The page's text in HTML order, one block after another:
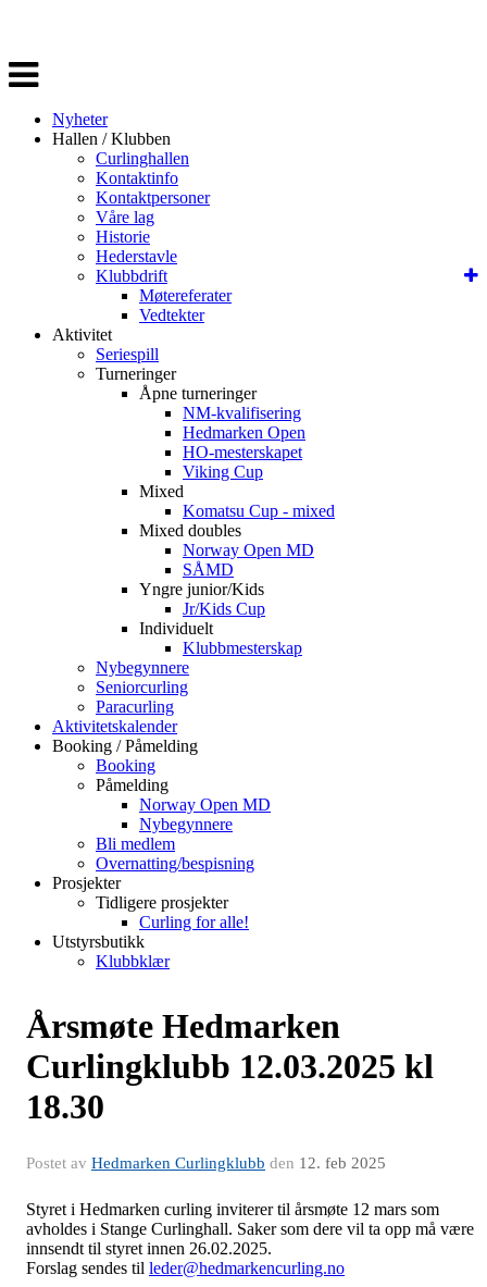
Veksle
navigasjon
Nyheter
Hallen / Klubben
Curlinghallen
Kontaktinfo
Kontaktpersoner
Våre lag
Historie
Hederstavle
Klubbdrift
Møtereferater
Vedtekter
Aktivitet
Seriespill
Turneringer
Åpne turneringer
NM-kvalifisering
Hedmarken Open
HO-mesterskapet
Viking Cup
Mixed
Komatsu Cup - mixed
Mixed doubles
Norway Open MD
SÅMD
Yngre junior/Kids
Jr/Kids Cup
Individuelt
Klubbmesterskap
Nybegynnere
Seniorcurling
Paracurling
Aktivitetskalender
Booking / Påmelding
Booking
Påmelding
Norway Open MD
Nybegynnere
Bli medlem
Overnatting/bespisning
Prosjekter
Tidligere prosjekter
Curling for alle!
Utstyrsbutikk
Klubbklær
Årsmøte Hedmarken
Curlingklubb 12.03.2025 kl
18.30
Postet av Hedmarken Curlingklubb den 12. feb 2025
Styret i Hedmarken curling inviterer til årsmøte 12 mars som
avholdes i Stange Curlinghall. Saker som dere vil ta opp må være
innsendt til styret innen 26.02.2025.
Forslag sendes til leder@hedmarkencurling.no